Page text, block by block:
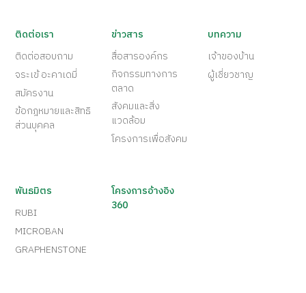
ติดต่อเรา
ติดต่อสอบถาม
จระเข้ อะคาเดมี่
สมัครงาน
ข้อกฎหมายและสิทธิ
ส่วนบุคคล
ข่าวสาร
สื่อสารองค์กร
กิจกรรมทางการ
ตลาด
สังคมและสิ่ง
แวดล้อม
โครงการเพื่อสังคม
บทความ
เจ้าของบ้าน
ผู้เชี่ยวชาญ
พันธมิตร
RUBI
MICROBAN
GRAPHENSTONE
โครงการอ้างอิง
360